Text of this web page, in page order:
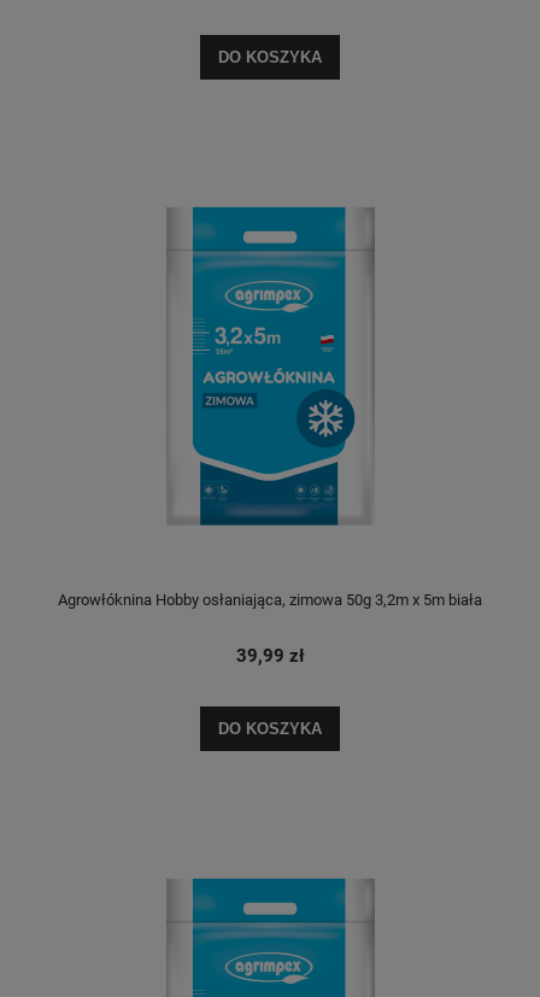
DO KOSZYKA
Agrowłóknina Hobby osłaniająca, zimowa 50g 3,2m x 5m biała
39,99 zł
DO KOSZYKA